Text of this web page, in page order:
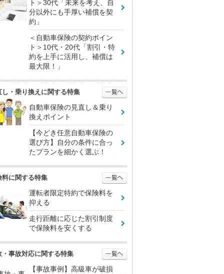
ト＞30代「未来を考え、自
分以外にも手厚い補償を契
約」
＜自動車保険の契約ポイン
ト＞10代・20代「割引・特
約を上手に活用し、補償は
最大限！」
し・乗り換えに関する特集
自動車保険の見直し＆乗り
換えポイント
【今どき任意自動車保険の
選び方】自分の条件に合っ
たプランを細かく選ぶ！
料に関する特集
運転者限定特約で保険料を
抑える
走行距離に応じた割引制度
で保険料を安くする
・事故対応に関する特集
【事故事例】高級車が破損